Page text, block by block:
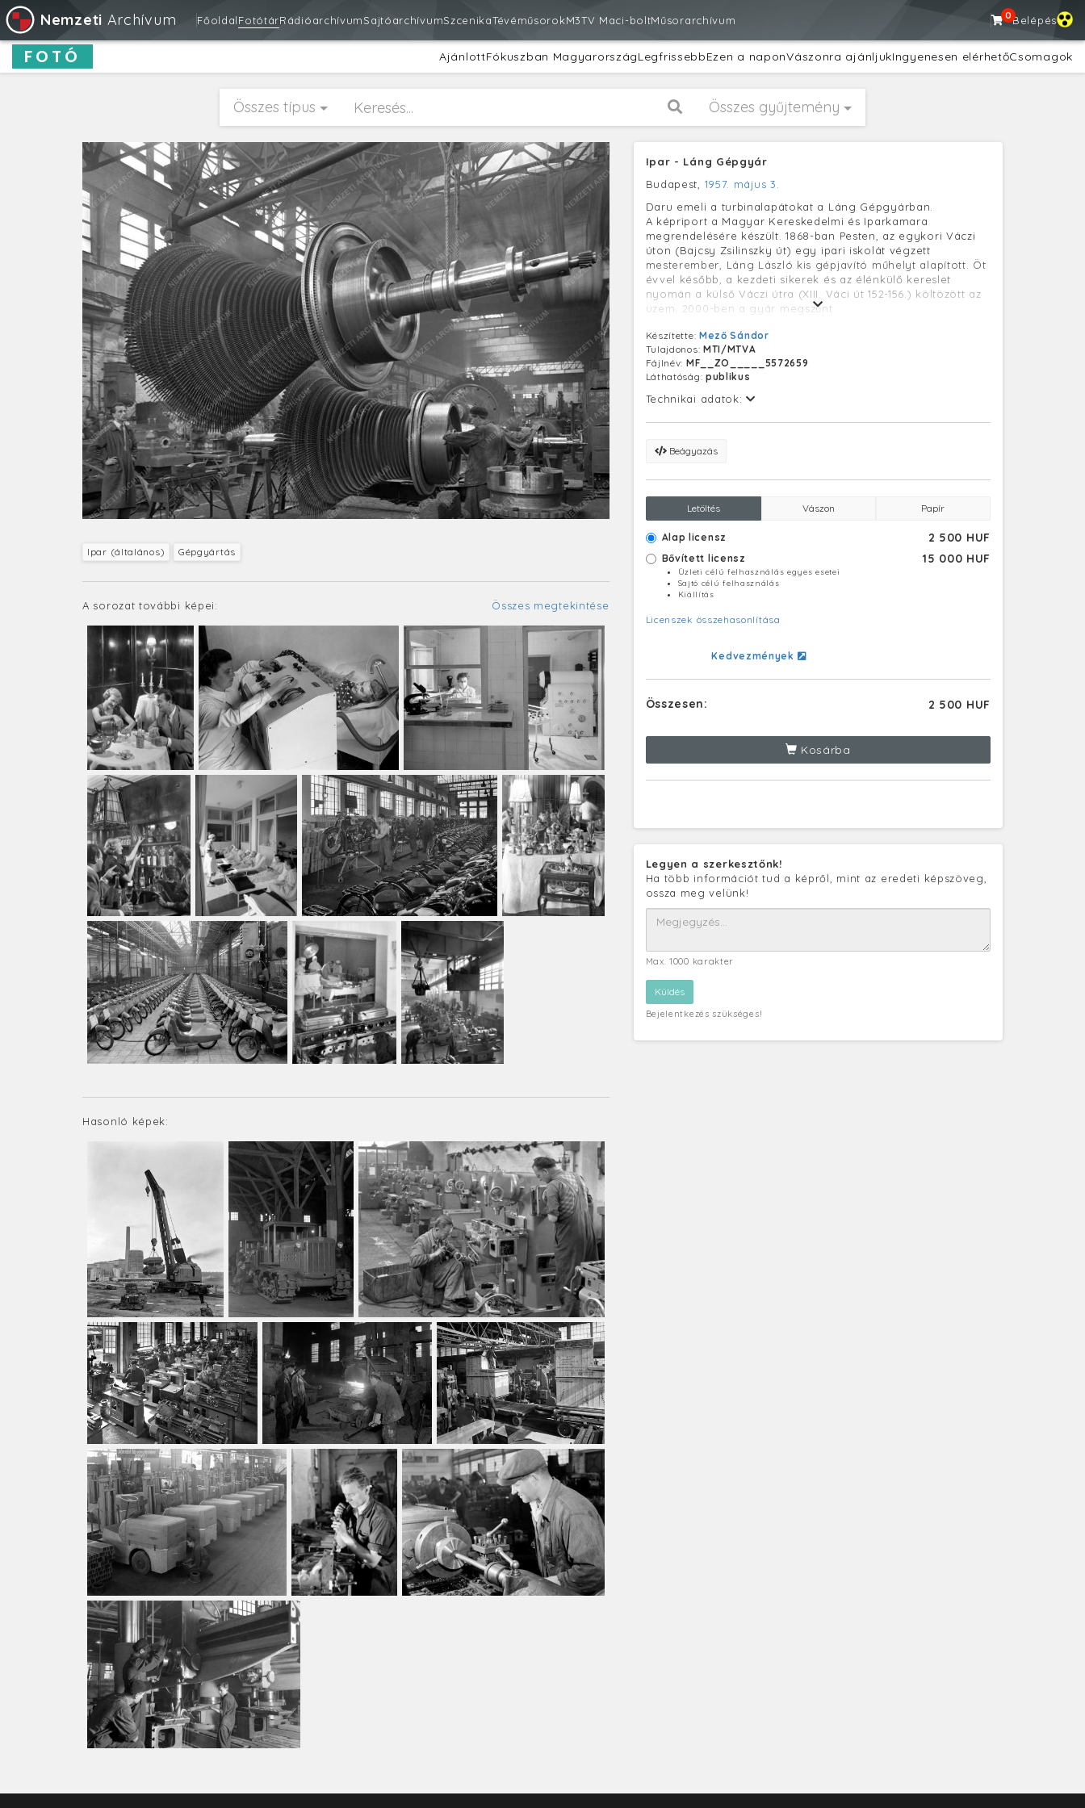
Nemzeti Archívum FőoldalFotótárRádióarchívumSajtóarchívumSzcenikaTévéműsorokM3TV Maci-boltMűsorarchívum 0Belépés
FOTÓ AjánlottFókuszban MagyarországLegfrissebbEzen a naponVászonra ajánljukIngyenesen elérhetőCsomagok
Összes típus Összes gyűjtemény
Ipar (általános) Gépgyártás
A sorozat további képei: Összes megtekintése
Hasonló képek:
Ipar - Láng Gépgyár
Budapest, 1957. május 3.
Daru emeli a turbinalapátokat a Láng Gépgyárban.
A képriport a Magyar Kereskedelmi és Iparkamara
megrendelésére készült. 1868-ban Pesten, az egykori Váczi
úton (Bajcsy Zsilinszky út) egy ipari iskolát végzett
mesterember, Láng László kis gépjavító műhelyt alapított. Öt
évvel később, a kezdeti sikerek és az élénkülő kereslet
nyomán a külső Váczi útra (XIII. Váci út 152-156.) költözött az
üzem. 2000-ben a gyár megszűnt.
Készítette: Mező Sándor
Tulajdonos: MTI/MTVA
Fájlnév: MF__ZO_____5572659
Láthatóság: publikus
Technikai adatok:
Beágyazás
Letöltés Vászon Papír
Alap licensz 2 500 HUF
Bővített licensz 15 000 HUF
Üzleti célú felhasználás egyes esetei
Sajtó célú felhasználás
Kiállítás
Licenszek összehasonlítása
Kedvezmények
Összesen: 2 500 HUF
Kosárba
Legyen a szerkesztőnk!
Ha több információt tud a képről, mint az eredeti képszöveg,
ossza meg velünk!
Max. 1000 karakter
Bejelentkezés szükséges!